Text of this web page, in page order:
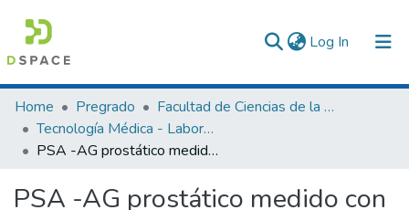
Log In (current)
Communities & Collections
All of DSpace
Home Pregrado
Facultad de Ciencias de la Salud
Tecnología Médica - Laboratorio Clínico y Anatomía Patológica
PSA -AG prostático medido con equipo automatizado de quimioluminiscencia como índice de riesgo de patologías prostáticas de pacientes atendidos en el laboratorio regional de referencia -Piura 2023
PSA -AG prostático medido con